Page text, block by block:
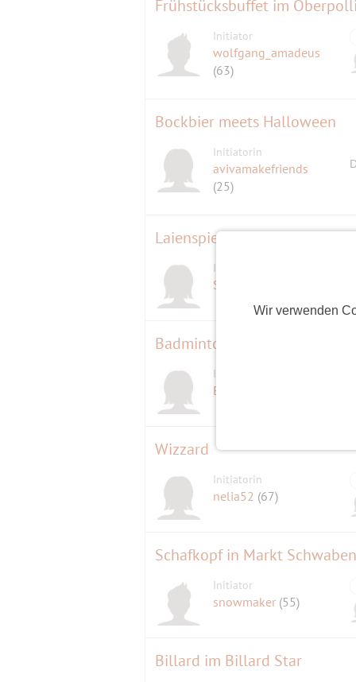
Wir verwenden
Initiator
wolfgang_amadeus
(63)
Bockbier meets Halloween
Initiatorin
avivamakefriends
(25)
Initiatorin
SweetNovember
Badminton-Doppel Neufahrn
Initiatorin
Eleni
Wizzard
Initiatorin
nelia52 (67)
Schafkopf in Markt Schwaben
Initiator
snowmaker (55)
Billard im Billard Star